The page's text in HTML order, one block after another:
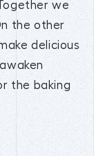
we
the other
delicious
the baking